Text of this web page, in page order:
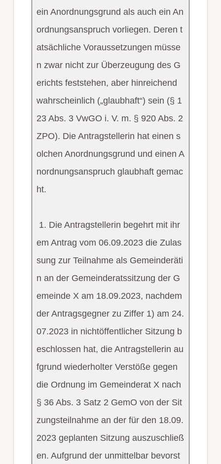
ein Anordnungsgrund als auch ein An
ordnungsanspruch vorliegen. Deren t
atsächliche Voraussetzungen müsse
n zwar nicht zur Überzeugung des G
erichts feststehen, aber hinreichend
wahrscheinlich („glaubhaft“) sein (§ 1
23 Abs. 3 VwGO i. V. m. § 920 Abs. 2
ZPO). Die Antragstellerin hat einen s
olchen Anordnungsgrund und einen A
nordnungsanspruch glaubhaft gemac
ht.
1. Die Antragstellerin begehrt mit ihr
em Antrag vom 06.09.2023 die Zulas
sung zur Teilnahme als Gemeinderäti
n an der Gemeinderatssitzung der G
emeinde X am 18.09.2023, nachdem
der Antragsgegner zu Ziffer 1) am 24.
07.2023 in nichtöffentlicher Sitzung b
eschlossen hat, die Antragstellerin au
fgrund wiederholter Verstöße gegen
die Ordnung im Gemeinderat X nach
§ 36 Abs. 3 Satz 2 GemO von der Sit
zungsteilnahme an der für den 18.09.
2023 geplanten Sitzung auszuschließ
en. Aufgrund der unmittelbar bevorst